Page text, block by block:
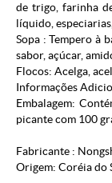
de trigo, farinha
líquido,
Sopa : Tempero à
sabor, açúcar,
Flocos: Acelga,
Informações
Embalagem:
picante com 100
Fabricante :
Origem: Coréia do